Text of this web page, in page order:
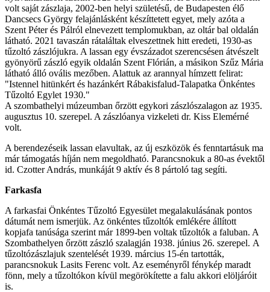
volt saját zászlaja, 2002-ben helyi születésű, de Budapesten élő
Dancsecs György felajánlásként készíttetett egyet, mely azóta a
Szent Péter és Pálról elnevezett templomukban, az oltár bal oldalán
látható. 2021 tavaszán rátaláltak elveszettnek hitt eredeti, 1930-as
tűzoltó zászlójukra. A lassan egy évszázadot szerencsésen átvészelt
gyönyörű zászló egyik oldalán Szent Flórián, a másikon Szűz Mária
látható álló ovális mezőben. Alattuk az arannyal hímzett felirat:
"Istennel hitünkért és hazánkért Rábakisfalud-Talapatka Önkéntes
Tűzoltó Egylet 1930."
A szombathelyi múzeumban őrzött egykori zászlószalagon az 1935.
augusztus 10. szerepel. A zászlóanya vizkeleti dr. Kiss Elemérné
volt.
A berendezéseik lassan elavultak, az új eszközök és fenntartásuk ma
már támogatás híján nem megoldható. Parancsnokuk a 80-as évektől
id. Czotter András, munkáját 9 aktív és 8 pártoló tag segíti.
Farkasfa
A farkasfai Önkéntes Tűzoltó Egyesület megalakulásának pontos
dátumát nem ismerjük. Az önkéntes tűzoltók emlékére állított
kopjafa tanúsága szerint már 1899-ben voltak tűzoltók a faluban. A
Szombathelyen őrzött zászló szalagján 1938. június 26. szerepel. A
tűzoltózászlajuk szentelését 1939. március 15-én tartották,
parancsnokuk Lasits Ferenc volt. Az eseményről fénykép maradt
fönn, mely a tűzoltókon kívül megörökítette a falu akkori elöljáróit
is.